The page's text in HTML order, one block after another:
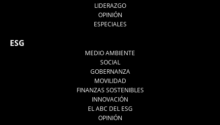
LIDERAZGO
OPINIÓN
ESPECIALES
ESG
MEDIO AMBIENTE
SOCIAL
GOBERNANZA
MOVILIDAD
FINANZAS SOSTENIBLES
INNOVACIÓN
EL ABC DEL ESG
OPINIÓN